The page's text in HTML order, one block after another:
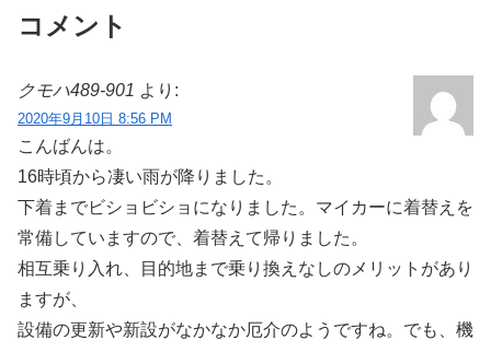
コメント
クモハ489-901 より:
2020年9月10日 8:56 PM
こんばんは。
16時頃から凄い雨が降りました。
下着までビショビショになりました。マイカーに着替えを
常備していますので、着替えて帰りました。
相互乗り入れ、目的地まで乗り換えなしのメリットがあり
ますが、
設備の更新や新設がなかなか厄介のようですね。でも、機